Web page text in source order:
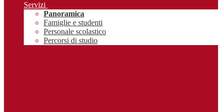
Servizi
Panoramica
Famiglie e studenti
Personale scolastico
Percorsi di studio